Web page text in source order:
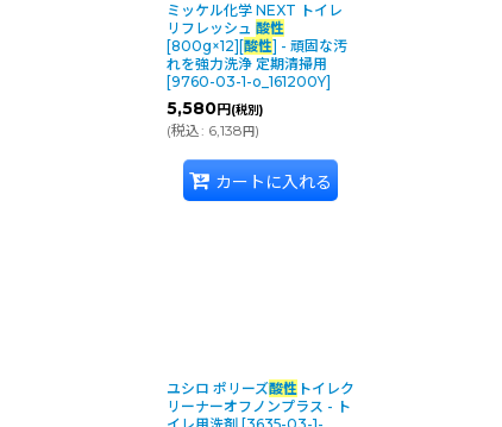
ミッケル化学 NEXT トイレ
リフレッシュ 酸性
[800g×12][酸性] - 頑固な汚
れを強力洗浄 定期清掃用
[9760-03-1-o_161200Y]
5,580円 (税別)
(税込: 6,138円)
カートに入れる
ユシロ ポリーズ酸性トイレク
リーナーオフノンプラス - ト